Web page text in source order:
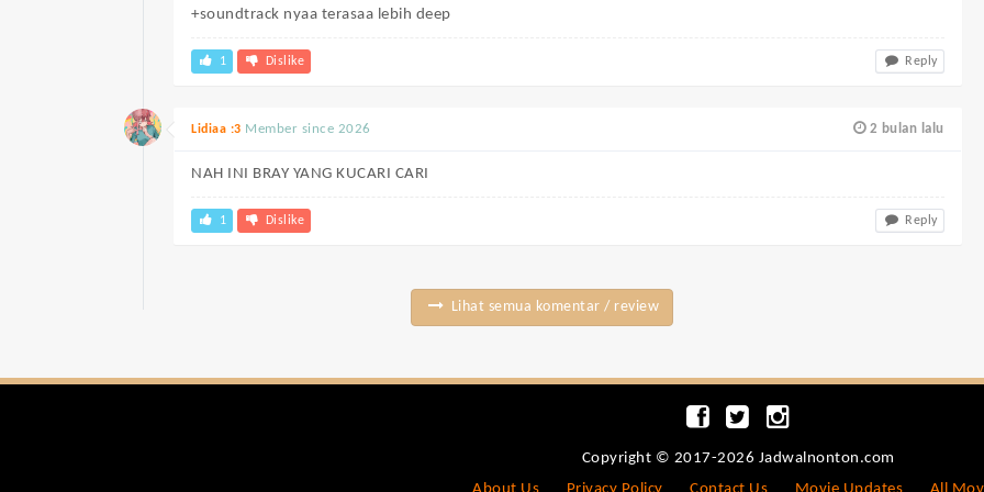
+soundtrack nyaa terasaa lebih deep
1 Dislike Reply
2 bulan lalu
Lidiaa :3 Member since 2026
NAH INI BRAY YANG KUCARI CARI
1 Dislike Reply
Lihat semua komentar / review
Copyright © 2017-2026 Jadwalnonton.com